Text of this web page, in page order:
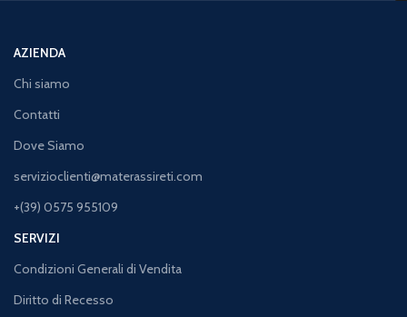
AZIENDA
Chi siamo
Contatti
Dove Siamo
servizioclienti@materassireti.com
+(39) 0575 955109
SERVIZI
Condizioni Generali di Vendita
Diritto di Recesso